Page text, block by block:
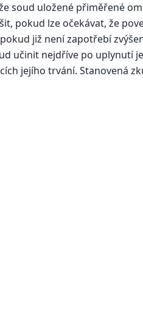
soud uložené přiměřené
pokud lze očekávat, že
již není zapotřebí
učinit nejdříve po uplynutí
jejího trvání. Stanovená